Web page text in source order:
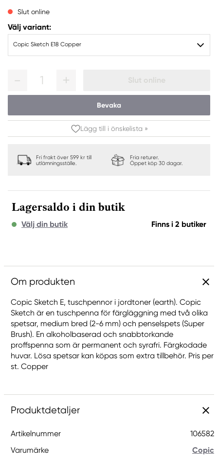
Slut online
Välj variant:
Copic Sketch E18 Copper
1 Slut online
Bevaka
Lägg till i önskelista »
Fri frakt över 599 kr till
utlämningsställe.
Fria returer.
Öppet köp 30 dagar.
Lagersaldo i din butik
Välj din butik Finns i 2 butiker
Om produkten
Copic Sketch E, tuschpennor i jordtoner (earth). Copic
Sketch är en tuschpenna för färgläggning med två olika
spetsar, medium bred (2-6 mm) och penselspets (Super
Brush). En alkoholbaserad och snabbtorkande
proffspenna som är permanent och syrafri. Färgkodade
huvar. Lösa spetsar kan köpas som extra tillbehör. Pris per
st. Copper
Produktdetaljer
Artikelnummer
106582
Varumärke
Copic